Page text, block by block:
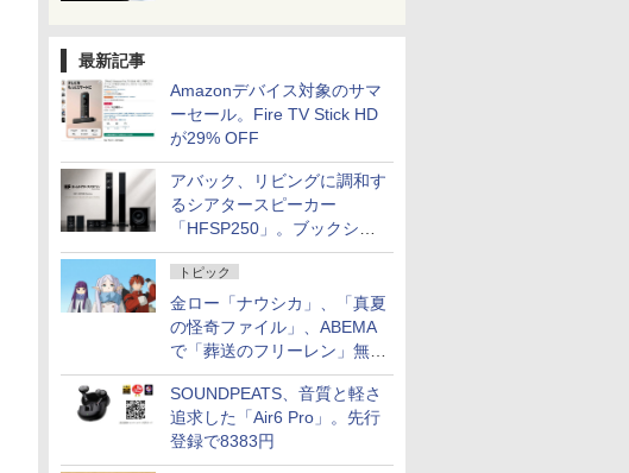
最新記事
Amazonデバイス対象のサマ
ーセール。Fire TV Stick HD
が29% OFF
アバック、リビングに調和す
るシアタースピーカー
「HFSP250」。ブックシェ
ルフはペア3万円以下
トピック
金ロー「ナウシカ」、「真夏
の怪奇ファイル」、ABEMA
で「葬送のフリーレン」無料
配信など。夏の特番・配信情
報
SOUNDPEATS、音質と軽さ
追求した「Air6 Pro」。先行
登録で8383円